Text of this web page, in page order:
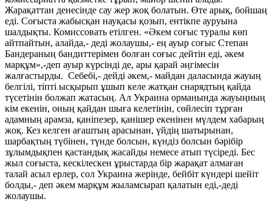
Жарақаттан денесінде сау жер жоқ болатын. Өте арық, бойшаң
еді. Соғыста жабысқан науқасы қозып, ентікпе ауруына
шалдықты. Комиссовать етілген. «Әкем соғыс туралы көп
айтпайтын, алайда,- деді жолаушы,- ең ауыр соғыс Степан
Бандераның бандиттерімен болған соғыс дейтін еді, әкем
марқұм»,-деп ауыр күрсінді де, ары қарай әңгімесін
жалғастырды. Себебі,- дейді әкем,- майдан даласында жауың
белгілі, тіпті ысқырып ұшып келе жатқан снарядтың қайда
түсетінін болжап жатасың. Ал Украина орманында жауыңның
кім екенін, оның қайдан шыға келетінін, сөйлесіп тұрған
адамның арамза, қаніпезер, қанішер екенінен мүлдем хабарың
жоқ. Кез келген ағаштың арасынан, үйдің шатырынан,
шарбақтың түбінен, түнде болсын, күндіз болсын бәрібір
зұлымдықпен қастандық жасайды немесе атып түсіреді. Бес
жыл соғыста, кескілескен ұрыстарда бір жарақат алмаған
талай асыл ерлер, сол Украина жерінде, бейбіт күндері шейіт
болды,- деп әкем марқұм жыламсырап қалатын еді,-деді
жолаушы.